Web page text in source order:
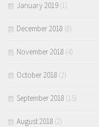
January 2019 (1)
December 2018 (8)
November 2018 (4)
October 2018 (2)
September 2018 (15)
August 2018 (2)